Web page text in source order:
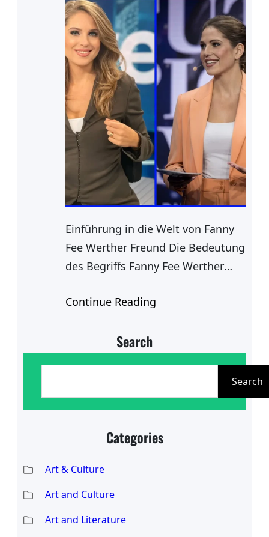
Einführung in die Welt von Fanny
Fee Werther Freund Die Bedeutung
des Begriffs Fanny Fee Werther
tief in die Bereiche der Kunst,
Entfaltung. Fanny Fee, als Teil
kreative Präsenz, während Werther
auf den berühmten Charakter aus
Continue Reading
Search
Search
Categories
Art & Culture
Art and Culture
Art and Literature